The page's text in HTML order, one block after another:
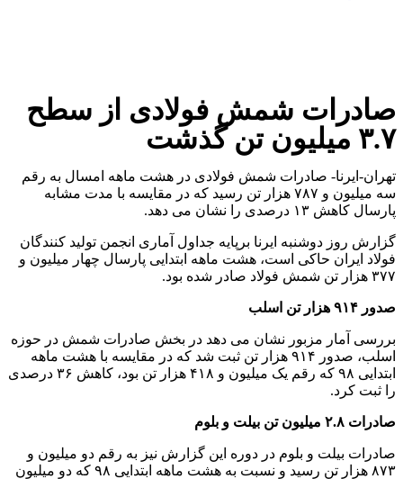
صادرات شمش فولادی از سطح
۳.۷ میلیون تن گذشت
تهران-ایرنا- صادرات شمش فولادی در هشت ماهه امسال به رقم
سه میلیون و ۷۸۷ هزار تن رسید که در مقایسه با مدت مشابه
پارسال کاهش ۱۳ درصدی را نشان می دهد.
گزارش روز دوشنبه ایرنا برپایه جداول آماری انجمن تولید کنندگان
فولاد ایران حاکی است، هشت ماهه ابتدایی پارسال چهار میلیون و
۳۷۷ هزار تن شمش فولاد صادر شده بود.
صدور ۹۱۴ هزار تن اسلب
بررسی آمار مزبور نشان می دهد در بخش صادرات شمش در حوزه
اسلب، صدور ۹۱۴ هزار تن ثبت شد که در مقایسه با هشت ماهه
ابتدایی ۹۸ که رقم یک میلیون و ۴۱۸ هزار تن بود، کاهش ۳۶ درصدی
را ثبت کرد.
صادرات ۲.۸ میلیون تن بیلت و بلوم
صادرات بیلت و بلوم در دوره این گزارش نیز به رقم دو میلیون و
۸۷۳ هزار تن رسید و نسبت به هشت ماهه ابتدایی ۹۸ که دو میلیون